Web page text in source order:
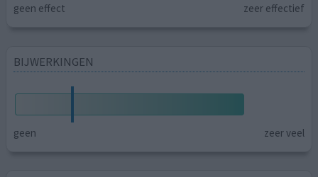
geen effect zeer effectief
BIJWERKINGEN
geen zeer veel